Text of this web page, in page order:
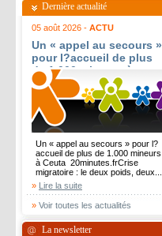
Dernière actualité
05 août 2026 - ACTU
Un « appel au secours »
pour l?accueil de plus
de 1.000 mineurs à
Ceuta - 20minutes.fr
Un « appel au secours » pour l?
accueil de plus de 1.000 mineurs
à Ceuta 20minutes.frCrise
migratoire : le deux poids, deux...
» Lire la suite
» Voir toutes les actualités
La newsletter